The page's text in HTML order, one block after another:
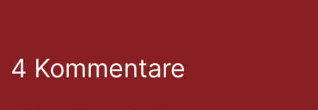
4 Kommentare